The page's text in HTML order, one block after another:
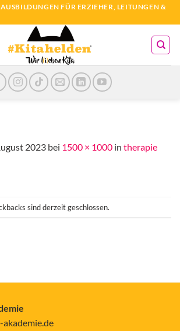
FÜR ERZIEHER, LEITUNGEN &
2023 bei 1500 × 1000 in therapie
sind derzeit geschlossen.